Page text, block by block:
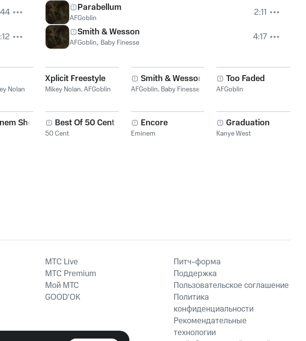
Parabellum
AFGoblin
2:11
Smith & Wesson
AFGoblin, Baby Finesse 4:17
Nolan
Xplicit Freestyle
Mikey Nolan,AFGoblin
Smith & Wesson
AFGoblin, Baby Finesse
Too Faded
AFGoblin
Show Best Of 50 Cent
50 Cent
Encore
Eminem
Graduation
Kanye West
MTС Live
MTС Premium
Мой МТС
GOOD’OK
Питч-форма
Поддержка
Пользовательское соглашение
Политика
конфиденциальности
Рекомендательные
технологии